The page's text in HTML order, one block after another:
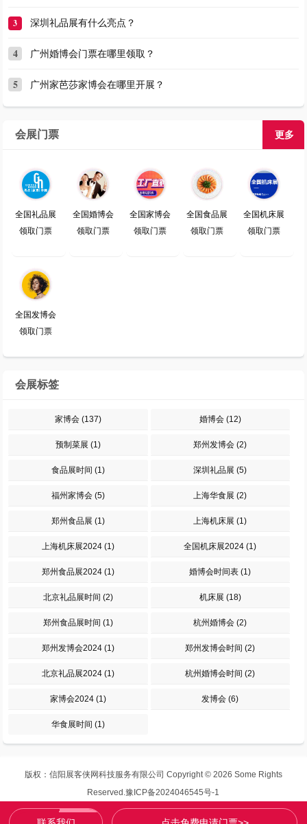
3 深圳礼品展有什么亮点？
4 广州婚博会门票在哪里领取？
5 广州家芭莎家博会在哪里开展？
会展门票 更多
全国礼品展
领取门票
全国婚博会
领取门票
全国家博会
领取门票
全国食品展
领取门票
全国机床展
领取门票
全国发博会
领取门票
会展标签
家博会 (137) 婚博会(12)
预制菜展 (1) 郑州发博会 (2)
食品展时间 (1) 深圳礼品展 (5)
福州家博会 (5) 上海华食展 (2)
郑州食品展 (1) 上海机床展 (1)
上海机床展2024 (1) 全国机床展2024 (1)
郑州食品展2024 (1) 婚博会时间表 (1)
北京礼品展时间 (2) 机床展 (18)
郑州食品展时间 (1) 杭州婚博会 (2)
郑州发博会2024 (1) 郑州发博会时间 (2)
北京礼品展2024 (1) 杭州婚博会时间 (2)
家博会2024 (1) 发博会 (6)
华食展时间 (1)
版权：信阳展客侠网科技服务有限公司 Copyright © 2026 Some Rights
Reserved.豫ICP备2024046545号-1